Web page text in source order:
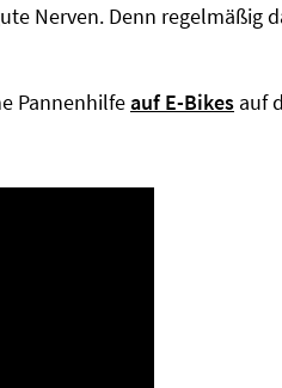
Nerven. Denn regelmäßig
Pannenhilfeauf E-Bikes auf